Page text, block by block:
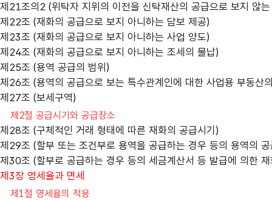
제21조의2 (위탁자 지위의 이전을 신탁재산의 공급으로 보지 않
제22조 (재화의 공급으로 보지 아니하는 담보 제공)
제23조 (재화의 공급으로 보지 아니하는 사업 양도)
제24조 (재화의 공급으로 보지 아니하는 조세의 물납)
제25조 (용역 공급의 범위)
제26조 (용역의 공급으로 보는 특수관계인에 대한 사업용 부동산
제27조 (보세구역)
제2절 공급시기와 공급장소
제28조 (구체적인 거래 형태에 따른 재화의 공급시기)
제29조 (할부 또는 조건부로 용역을 공급하는 경우 등의 용역의
제30조 (할부로 공급하는 경우 등의 세금계산서 등 발급에 의한
제3장 영세율과 면세
제1절 영세율의 적용